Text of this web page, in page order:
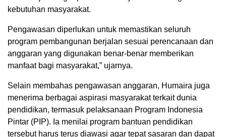
kebutuhan masyarakat.
Pengawasan diperlukan untuk memastikan seluruh
program pembangunan berjalan sesuai perencanaan dan
anggaran yang digunakan benar-benar memberikan
manfaat bagi masyarakat,” ujarnya.
Selain membahas pengawasan anggaran, Humaira juga
menerima berbagai aspirasi masyarakat terkait dunia
pendidikan, termasuk pelaksanaan Program Indonesia
Pintar (PIP). Ia menilai program bantuan pendidikan
tersebut harus terus diawasi agar tepat sasaran dan dapat